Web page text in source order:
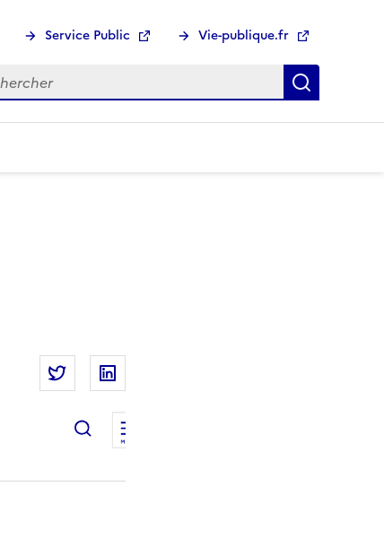
Service Public Vie-publique.fr
:
Partager la page
Partager Service Public : le baromètre de